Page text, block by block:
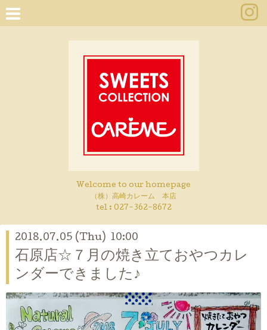
Welcome to our homepage
（株）高崎カレーム 本店
tel : 027-362-8672
2018.07.05 (Thu) 10:00
石原店☆７月の焼き立ておやつカレ
ンダーできました♪